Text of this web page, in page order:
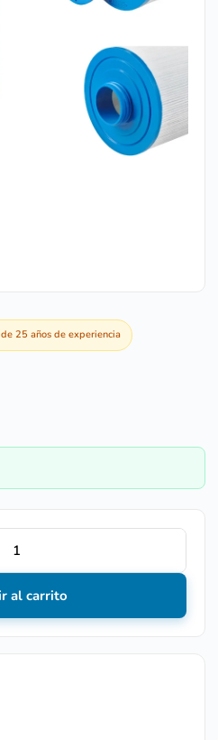
25 años de experiencia
al carrito